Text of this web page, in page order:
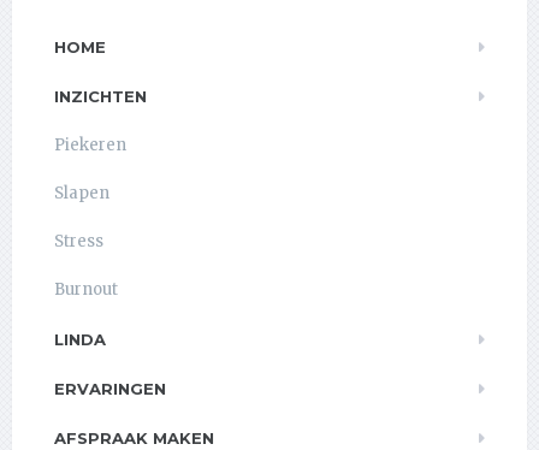
HOME
INZICHTEN
Piekeren
Slapen
Stress
Burnout
LINDA
ERVARINGEN
AFSPRAAK MAKEN